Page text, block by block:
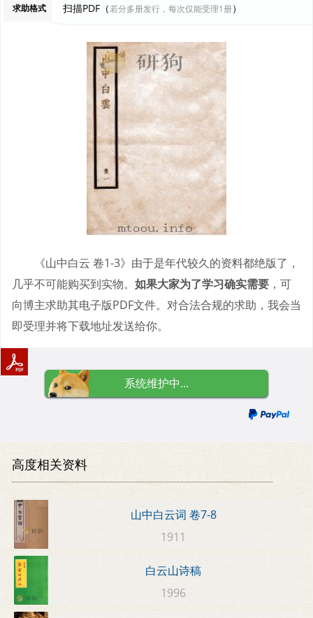
求助格式 扫描PDF（若分多册发行，每次仅能受理1册）
《山中白云 卷1-3》由于是年代较久的资料都绝版了，
几乎不可能购买到实物。 如果大家为了学习确实需要 ，可
向博主求助其电子版PDF文件。对合法合规的求助，我会当
即受理并将下载地址发送给你。
系统维护中...
高度相关资料
山中白云词 卷7-8
1911
白云山诗稿
1996